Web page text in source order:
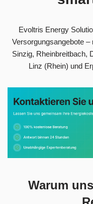
Evoltris Energy
Versorgungsangebote
Sinzig, Rheinbreitbach,
Linz (Rhein) und
Warum